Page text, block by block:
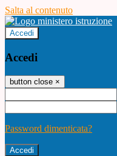
Salta al contenuto
Accedi
Accedi
button close ×
Password dimenticata?